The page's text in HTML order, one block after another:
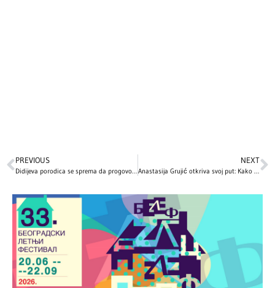
PREVIOUS
Didijeva porodica se sprema da progovori: Sinovi ozloglašenog repera najavili šokantni dokumentarac
NEXT
Anastasija Grujić otkriva svoj put: Kako su estetski zahvati promijenili njen izgled